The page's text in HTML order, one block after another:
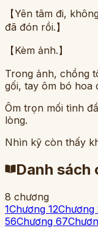
【Yên tâm đi,
đã đón rồi.】
【Kèm ảnh.】
Trong ảnh, chồng
gối, tay ôm bó hoa
Ôm trọn mối tình
lòng.
Nhìn kỹ còn thấy
Danh sách
8 chương
1Chương 12Chương
56Chương 67